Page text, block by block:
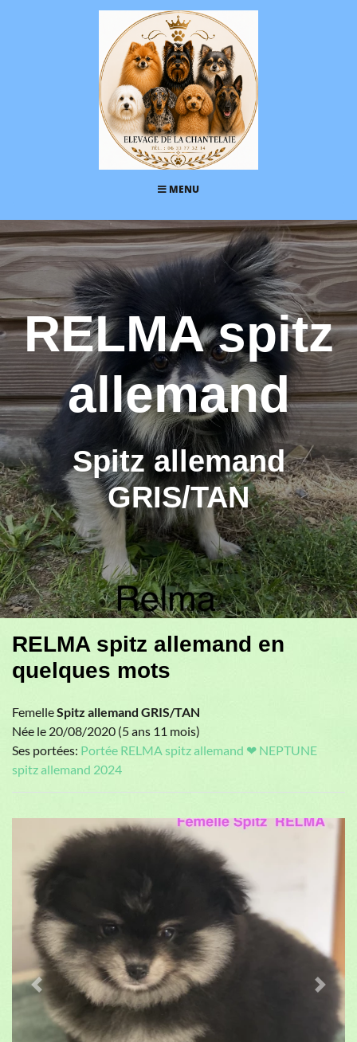
MENU
RELMA spitz
allemand
Spitz allemand
GRIS/TAN
Previous Next
RELMA spitz allemand en
quelques mots
FemelleSpitz allemand GRIS/TAN
Née le 20/08/2020 (5 ans 11 mois)
Ses portées: Portée RELMA spitz allemand ❤ NEPTUNE
spitz allemand 2024